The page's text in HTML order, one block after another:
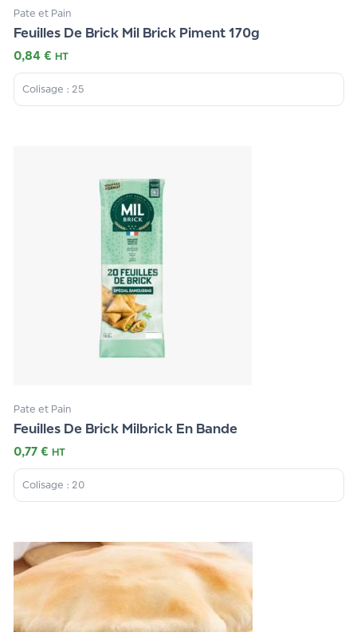
Pate et Pain
Feuilles De Brick Mil Brick Piment 170g
0,84 € HT
Colisage : 25
Pate et Pain
Feuilles De Brick Milbrick En Bande
0,77 € HT
Colisage : 20